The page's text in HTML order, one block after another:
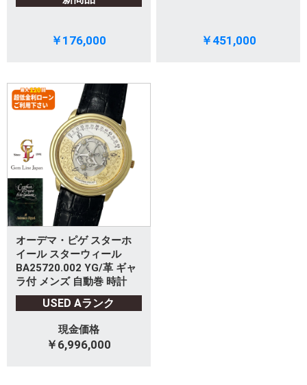
￥176,000 ￥451,000
オーデマ・ピゲ スターホ
イール スターウィール
BA25720.002 YG/革 ギャ
ラ付 メンズ 自動巻 時計
USED Aランク
現金価格
￥6,996,000